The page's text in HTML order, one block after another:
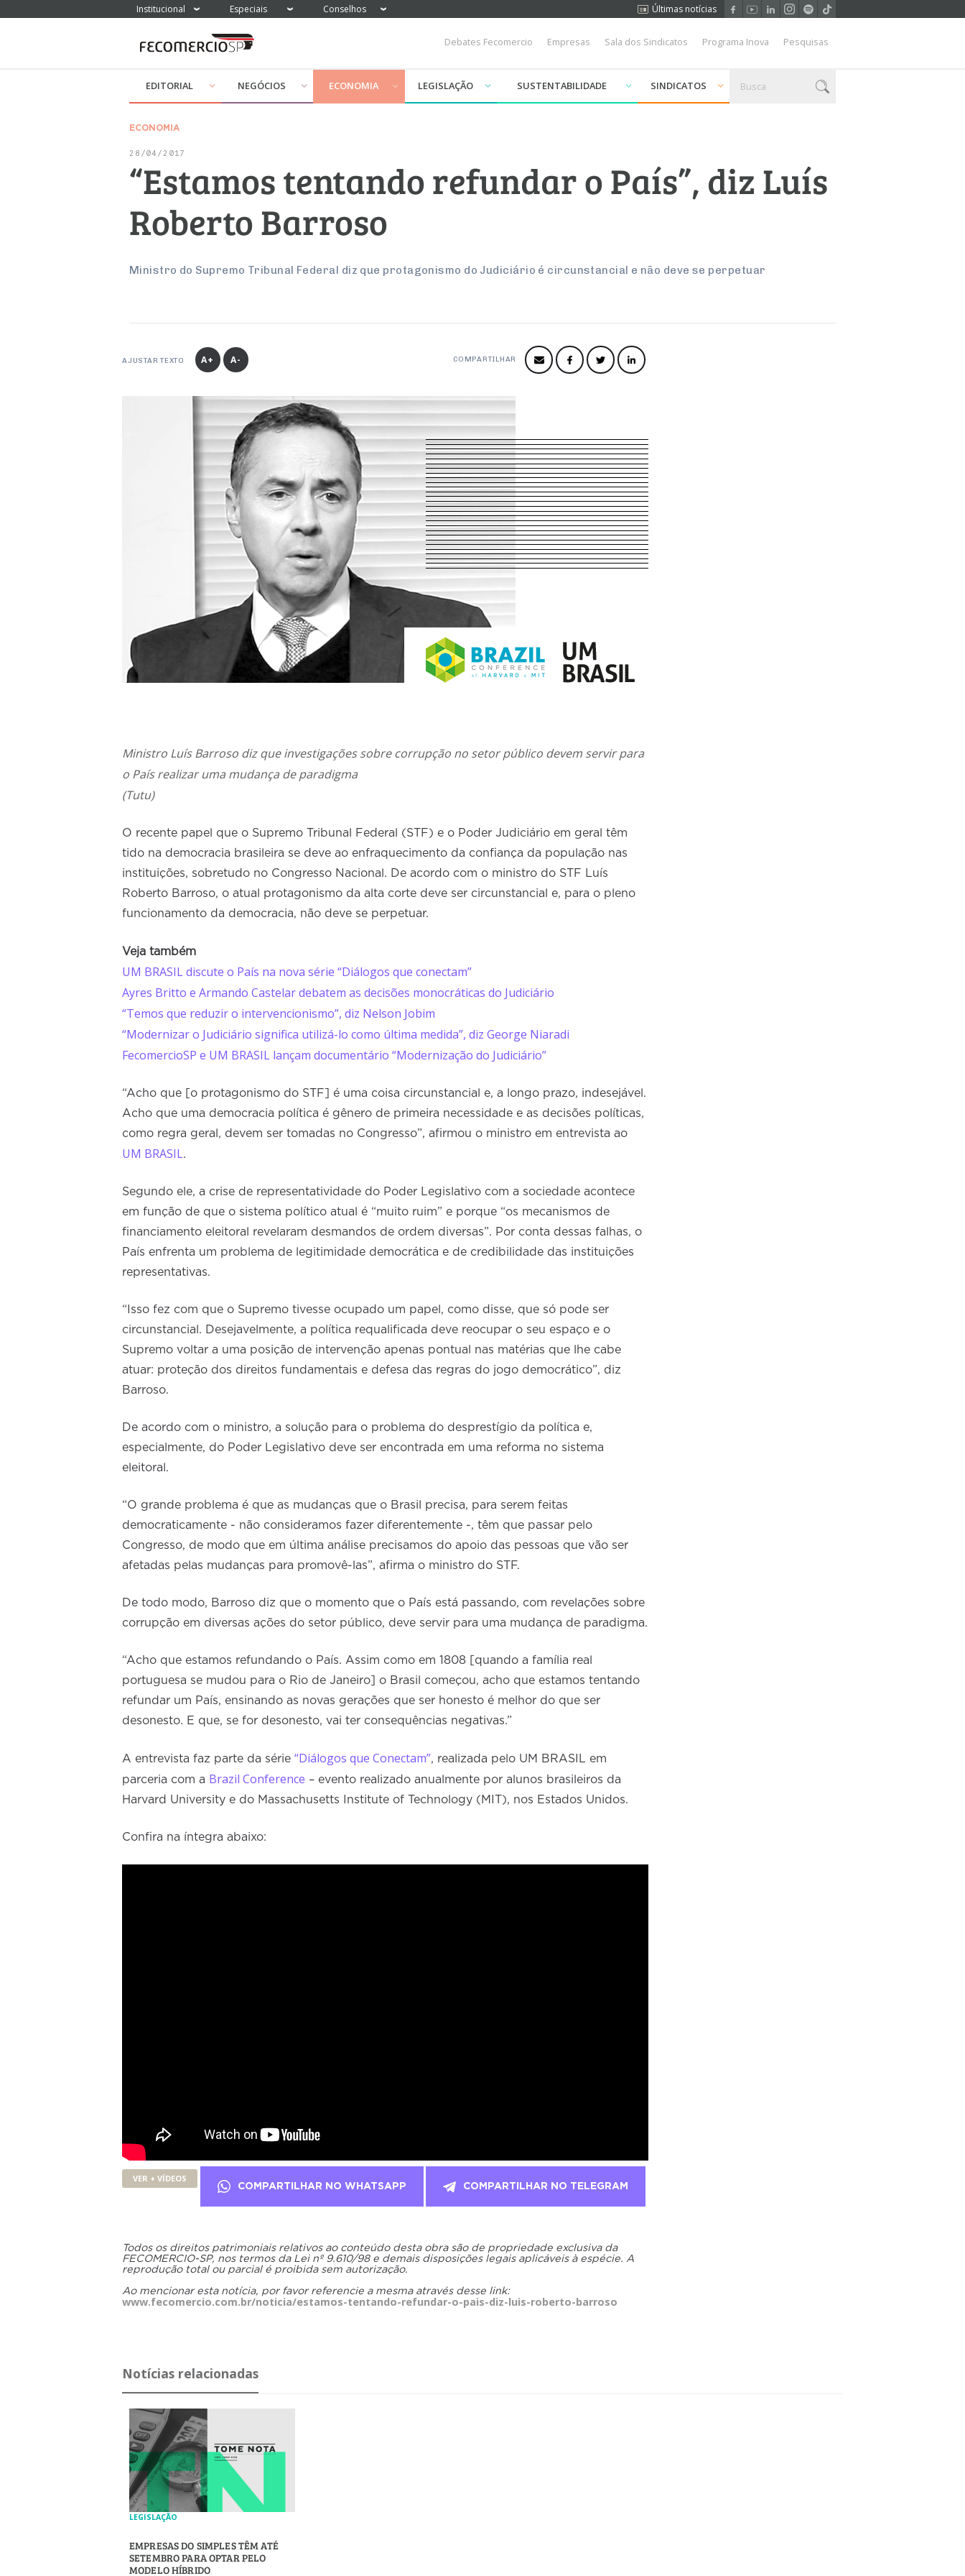
Institucional Especiais Conselhos Últimas notícias
Debates Fecomercio Empresas Sala dos Sindicatos Programa Inova Pesquisas
EDITORIAL NEGÓCIOS ECONOMIA LEGISLAÇÃO SUSTENTABILIDADE SINDICATOS
ECONOMIA
28/04/2017
“Estamos tentando refundar o País”, diz Luís
Roberto Barroso
Ministro do Supremo Tribunal Federal diz que protagonismo do Judiciário é circunstancial e não deve se perpetuar
AJUSTAR TEXTO A+ A- COMPARTILHAR
Ministro Luís Barroso diz que investigações sobre corrupção no setor público devem servir para
o País realizar uma mudança de paradigma
(Tutu)
O recente papel que o Supremo Tribunal Federal (STF) e o Poder Judiciário em geral têm
tido na democracia brasileira se deve ao enfraquecimento da confiança da população nas
instituições, sobretudo no Congresso Nacional. De acordo com o ministro do STF Luís
Roberto Barroso, o atual protagonismo da alta corte deve ser circunstancial e, para o pleno
funcionamento da democracia, não deve se perpetuar.
Veja também
UM BRASIL discute o País na nova série “Diálogos que conectam”
Ayres Britto e Armando Castelar debatem as decisões monocráticas do Judiciário
“Temos que reduzir o intervencionismo”, diz Nelson Jobim
“Modernizar o Judiciário significa utilizá-lo como última medida”, diz George Niaradi
FecomercioSP e UM BRASIL lançam documentário “Modernização do Judiciário”
“Acho que [o protagonismo do STF] é uma coisa circunstancial e, a longo prazo, indesejável.
Acho que uma democracia política é gênero de primeira necessidade e as decisões políticas,
como regra geral, devem ser tomadas no Congresso”, afirmou o ministro em entrevista ao
UM BRASIL.
Segundo ele, a crise de representatividade do Poder Legislativo com a sociedade acontece
em função de que o sistema político atual é “muito ruim” e porque “os mecanismos de
financiamento eleitoral revelaram desmandos de ordem diversas”. Por conta dessas falhas, o
País enfrenta um problema de legitimidade democrática e de credibilidade das instituições
representativas.
“Isso fez com que o Supremo tivesse ocupado um papel, como disse, que só pode ser
circunstancial. Desejavelmente, a política requalificada deve reocupar o seu espaço e o
Supremo voltar a uma posição de intervenção apenas pontual nas matérias que lhe cabe
atuar: proteção dos direitos fundamentais e defesa das regras do jogo democrático”, diz
Barroso.
De acordo com o ministro, a solução para o problema do desprestígio da política e,
especialmente, do Poder Legislativo deve ser encontrada em uma reforma no sistema
eleitoral.
“O grande problema é que as mudanças que o Brasil precisa, para serem feitas
democraticamente - não consideramos fazer diferentemente -, têm que passar pelo
Congresso, de modo que em última análise precisamos do apoio das pessoas que vão ser
afetadas pelas mudanças para promovê-las”, afirma o ministro do STF.
De todo modo, Barroso diz que o momento que o País está passando, com revelações sobre
corrupção em diversas ações do setor público, deve servir para uma mudança de paradigma.
“Acho que estamos refundando o País. Assim como em 1808 [quando a família real
portuguesa se mudou para o Rio de Janeiro] o Brasil começou, acho que estamos tentando
refundar um País, ensinando as novas gerações que ser honesto é melhor do que ser
desonesto. E que, se for desonesto, vai ter consequências negativas.”
A entrevista faz parte da série “Diálogos que Conectam”, realizada pelo UM BRASIL em
parceria com a Brazil Conference – evento realizado anualmente por alunos brasileiros da
Harvard University e do Massachusetts Institute of Technology (MIT), nos Estados Unidos.
Confira na íntegra abaixo:
VER + VÍDEOS
COMPARTILHAR NO WHATSAPP COMPARTILHAR NO TELEGRAM
Todos os direitos patrimoniais relativos ao conteúdo desta obra são de propriedade exclusiva da
FECOMERCIO-SP, nos termos da Lei nº 9.610/98 e demais disposições legais aplicáveis à espécie. A
reprodução total ou parcial é proibida sem autorização.
Ao mencionar esta notícia, por favor referencie a mesma através desse link:
www.fecomercio.com.br/noticia/estamos-tentando-refundar-o-pais-diz-luis-roberto-barroso
Notícias relacionadas
LEGISLAÇÃO
EMPRESAS DO SIMPLES TÊM ATÉ
SETEMBRO PARA OPTAR PELO
MODELO HÍBRIDO